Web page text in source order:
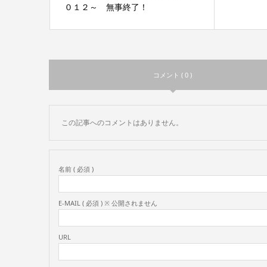
０１２～ 無事終了！
コメント ( 0 )
この記事へのコメントはありません。
名前 ( 必須 )
E-MAIL ( 必須 ) ※ 公開されません
URL